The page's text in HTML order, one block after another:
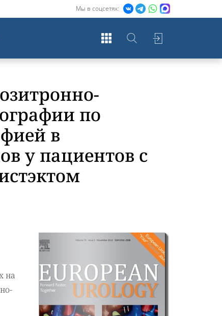
Мы в соцсетях:
по
в
у пациентов с
на